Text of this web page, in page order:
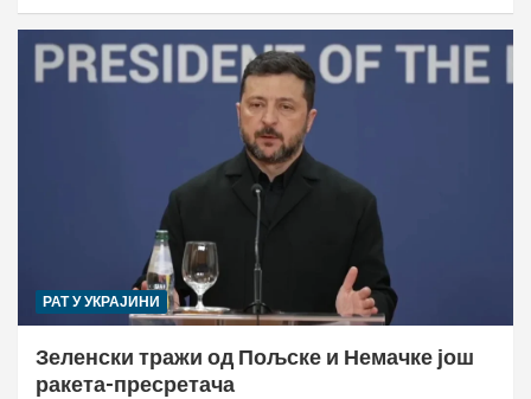
РАТ У УКРАЈИНИ
Зеленски тражи од Пољске и Немачке још
ракета-пресретача